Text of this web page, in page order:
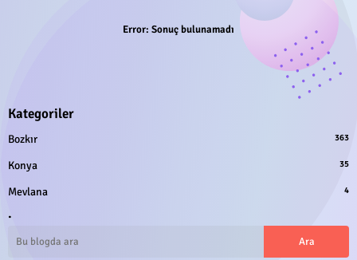
Error: Sonuç bulunamadı
Kategoriler
Bozkır 363
Konya 35
Mevlana 4
.